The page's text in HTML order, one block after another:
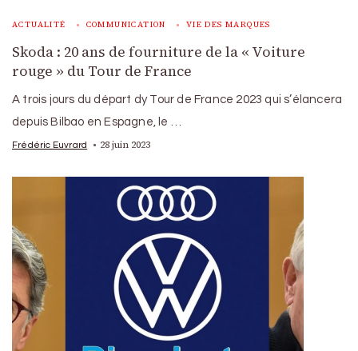
ACTUALITÉ COMMUNICATION VIE DES MARQUES
Skoda : 20 ans de fourniture de la « Voiture
rouge » du Tour de France
A trois jours du départ dy Tour de France 2023 qui s’élancera
depuis Bilbao en Espagne, le …
Frédéric Euvrard 28 juin 2023